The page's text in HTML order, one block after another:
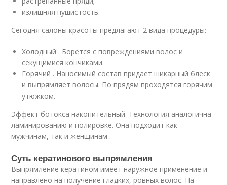
излишняя пушистость.
Сегодня салоны красоты предлагают 2 вида процедуры:
Холодный . Борется с повреждениями волос и
секущимися кончиками.
Горячий . Наносимый состав придает шикарный блеск
и выпрямляет волосы. По прядям проходятся горячим
утюжком.
Эффект ботокса накопительный. Технология аналогична
ламинированию и полировке. Она подходит как
мужчинам, так и женщинам .
Суть кератинового выпрямления
Выпрямление кератином имеет наружное применение и
направлено на получение гладких, ровных волос. На